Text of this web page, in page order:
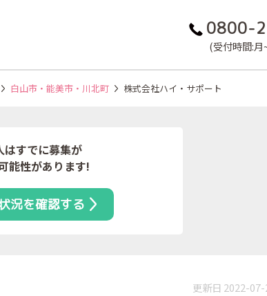
0800-
(受付時間:月
白山市・能美市・川北町 株式会社ハイ・サポート
はすでに募集が
能性があります!
況を確認する
更新日 2022-07-